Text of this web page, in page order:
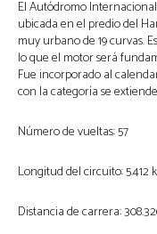
El Autódromo
ubicada en el predio del
muy urbano de 19 curvas.
lo que el motor será
Fue incorporado al
con la categoría se
Número de vueltas: 57
Longitud del circuito: 5.412
Distancia de carrera: